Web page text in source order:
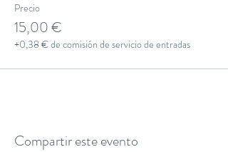
Precio
15,00 €
+0,38 € de comisión de servicio de entradas
Compartir este evento